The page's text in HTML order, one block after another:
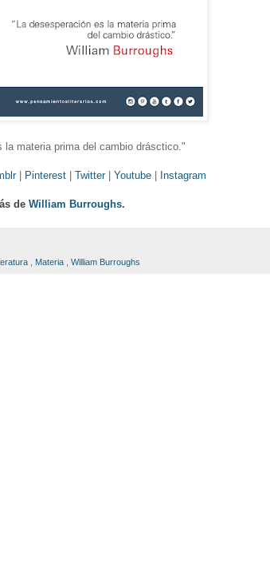
la materia prima del cambio drásctico. "
| Pinterest| Twitter| Youtube| Instagram
de William Burroughs.
Materia William Burroughs